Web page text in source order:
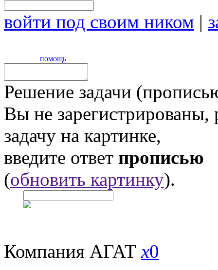
войти под своим ником |
помощь
Решение задачи
Вы не
задачу на картинке,
введите ответ прописью
(обновить картинку).
Компания АГАТx0